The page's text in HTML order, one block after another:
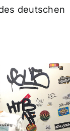
deutschen